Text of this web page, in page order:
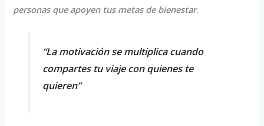
personas que apoyen tus metas de bienestar.
“La motivación se multiplica cuando
compartes tu viaje con quienes te
quieren”